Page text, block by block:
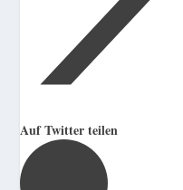
Auf Twitter teilen